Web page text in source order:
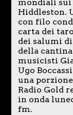
mondiali sui
Hiddleston.
con filo
carta dei
dei salumi di
della
musicisti
Ugo
una
Radio Gold
in onda
fm.